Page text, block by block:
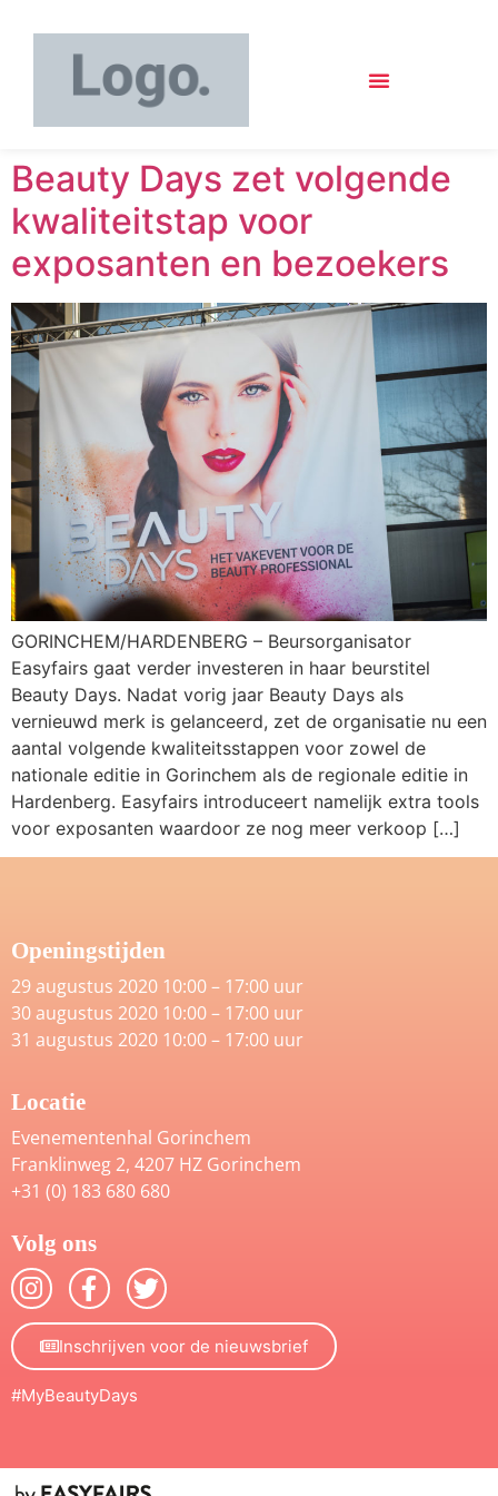
Beauty Days zet volgende
kwaliteitstap voor
exposanten en bezoekers
GORINCHEM/HARDENBERG – Beursorganisator
Easyfairs gaat verder investeren in haar beurstitel
Beauty Days. Nadat vorig jaar Beauty Days als
vernieuwd merk is gelanceerd, zet de organisatie nu een
aantal volgende kwaliteitsstappen voor zowel de
nationale editie in Gorinchem als de regionale editie in
Hardenberg. Easyfairs introduceert namelijk extra tools
voor exposanten waardoor ze nog meer verkoop […]
Openingstijden
29 augustus 2020 10:00 – 17:00 uur
30 augustus 2020 10:00 – 17:00 uur
31 augustus 2020 10:00 – 17:00 uur
Locatie
Evenementenhal Gorinchem
Franklinweg 2, 4207 HZ Gorinchem
+31 (0) 183 680 680
Volg ons
Inschrijven voor de nieuwsbrief
#MyBeautyDays